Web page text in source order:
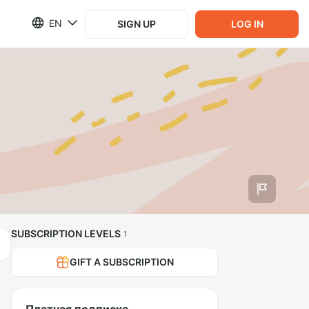
EN SIGN UP LOG IN
SUBSCRIPTION LEVELS 1
GIFT A SUBSCRIPTION